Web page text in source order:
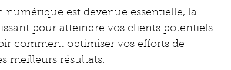
est devenue essentielle, la
pour atteindre vos clients potentiels.
comment optimiser vos efforts de
meilleurs résultats.